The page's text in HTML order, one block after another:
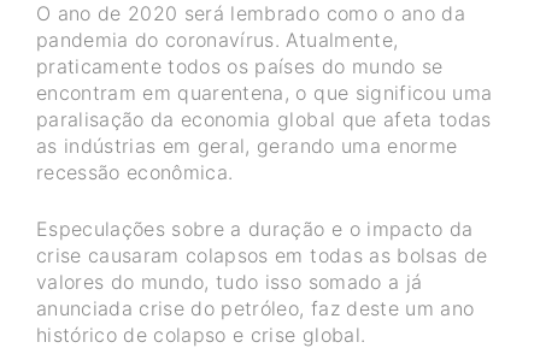
O ano de 2020 será lembrado como o ano da
pandemia do coronavírus. Atualmente,
praticamente todos os países do mundo se
encontram em quarentena, o que significou uma
paralisação da economia global que afeta todas
as indústrias em geral, gerando uma enorme
recessão econômica.
Especulações sobre a duração e o impacto da
crise causaram colapsos em todas as bolsas de
valores do mundo, tudo isso somado a já
anunciada crise do petróleo, faz deste um ano
histórico de colapso e crise global.